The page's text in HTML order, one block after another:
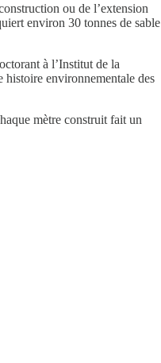
ou de l’extension
environ 30 tonnes de sable
à l’Institut de la
environnementale des
mètre construit fait un